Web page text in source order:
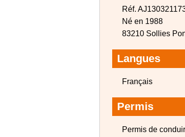
Réf.
Né en 1988
83210 Sollies
Langues
Français
Permis
Permis de